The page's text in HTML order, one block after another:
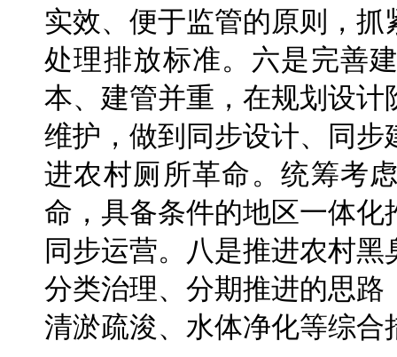
实效、便于监管的原则，
处理排放标准。六是完善
本、建管并重，在规划设
维护，做到同步设计、同
进农村厕所革命。统筹考
命，具备条件的地区一体
同步运营。八是推进农村
分类治理、分期推进的思
清淤疏浚、水体净化等综合